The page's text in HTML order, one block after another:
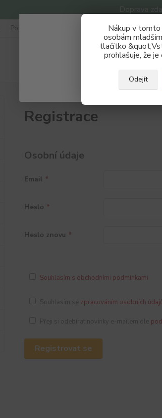
Doprava
Nákup v tomto
osobám
tlačítko
prohlašuje, že
Odejít
Poradna
Registrace
Osobní údaje
Email *
Heslo *
Heslo znovu *
Souhlasím s obchodními podmínkami
zpracováním osobních
Registrovat se
Získej
Zaregistruj se a